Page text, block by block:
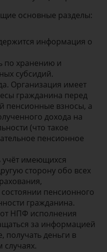
основные разделы:
информация о
по хранению и
субсидий.
Организация имеет
гражданина перед
пенсионные взносы, а
дохода на
(что такое
пенсионное
учёт имеющихся
сторону обо всех
пенсионного
гражданина.
НПФ исполнения
за информацией
получать деньги в
случаях.